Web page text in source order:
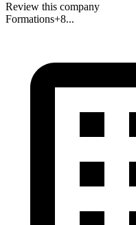
Review this company
Formations+8...